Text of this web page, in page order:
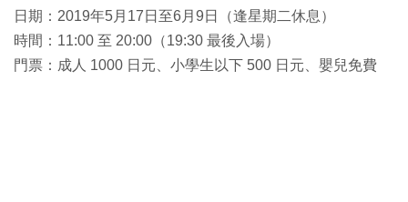
日期：2019年5月17日至6月9日（逢星期二休息）
時間：11:00 至 20:00（19:30 最後入場）
門票：成人 1000 日元、小學生以下 500 日元、嬰兒免費